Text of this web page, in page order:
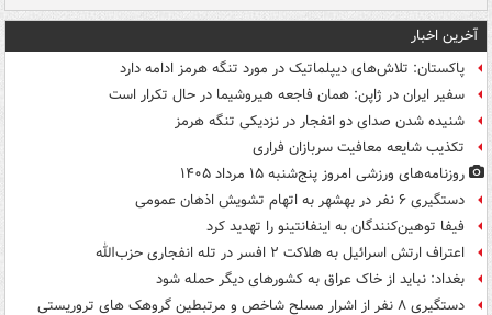
آخرین اخبار
پاکستان: تلاش‌های دیپلماتیک در مورد تنگه هرمز ادامه دارد
سفیر ایران در ژاپن: همان فاجعه هیروشیما در حال تکرار است
شنیده شدن صدای دو انفجار در نزدیکی تنگه هرمز
تکذیب شایعه معافیت سربازان فراری
روزنامه‌های ورزشی امروز پنج‌شنبه ۱۵ مرداد ۱۴۰۵
دستگیری ۶ نفر در بهشهر به اتهام تشویش اذهان عمومی
فیفا توهین‌کنندگان به اینفانتینو را تهدید کرد
اعتراف ارتش اسرائیل به هلاکت ۲ افسر در تله انفجاری حزب‌الله
بغداد: نباید از خاک عراق به کشورهای دیگر حمله شود
دستگیری ۸ نفر از اشرار مسلح شاخص و مرتبطین گروهک های تروریستی